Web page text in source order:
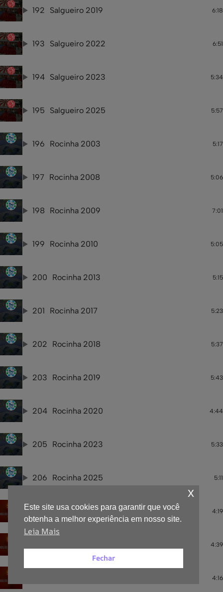
192 Salgueiro 2019 6:18
193 Salgueiro 2022 6:51
194 Salgueiro 2023 5:34
195 Salgueiro 2025 5:57
196 Rocinha 2003 5:17
197 Rocinha 2008 5:06
198 Rocinha 2009 7:01
199 Rocinha 2010 5:05
200 Rocinha 2013 5:15
201 Rocinha 2017 5:23
202 Rocinha 2018 5:37
203 Rocinha 2019 5:43
204 Rocinha 2020 4:44
205 Rocinha 2023 5:33
206 Rocinha 2025 5:11
207 Porto da Pedra 1999 4:19
4:39
4:16
Este site usa cookies para garantir que você
obtenha a melhor experiência em nosso site.
Leia Mais
Fechar
x